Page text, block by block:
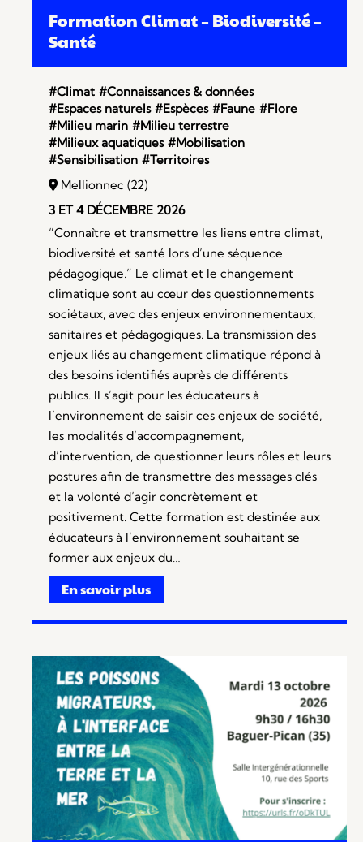
Formation Climat – Biodiversité –
Santé
#Climat #Connaissances & données
#Espaces naturels #Espèces #Faune #Flore
#Milieu marin #Milieu terrestre
#Milieux aquatiques #Mobilisation
#Sensibilisation #Territoires
Mellionnec (22)
3 ET 4 DÉCEMBRE 2026
“Connaître et transmettre les liens entre climat,
biodiversité et santé lors d’une séquence
pédagogique.” Le climat et le changement
climatique sont au cœur des questionnements
sociétaux, avec des enjeux environnementaux,
sanitaires et pédagogiques. La transmission des
enjeux liés au changement climatique répond à
des besoins identifiés auprès de différents
publics. Il s’agit pour les éducateurs à
l’environnement de saisir ces enjeux de société,
les modalités d’accompagnement,
d’intervention, de questionner leurs rôles et leurs
postures afin de transmettre des messages clés
et la volonté d’agir concrètement et
positivement. Cette formation est destinée aux
éducateurs à l’environnement souhaitant se
former aux enjeux du…
En savoir plus